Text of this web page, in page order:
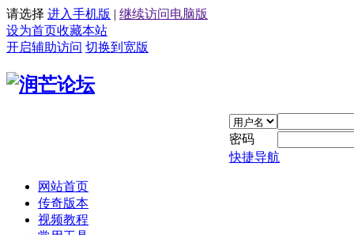
请选择 进入手机版 | 继续访问电脑版
设为首页收藏本站
开启辅助访问 切换到宽版
密码
快捷导航
网站首页
传奇版本
视频教程